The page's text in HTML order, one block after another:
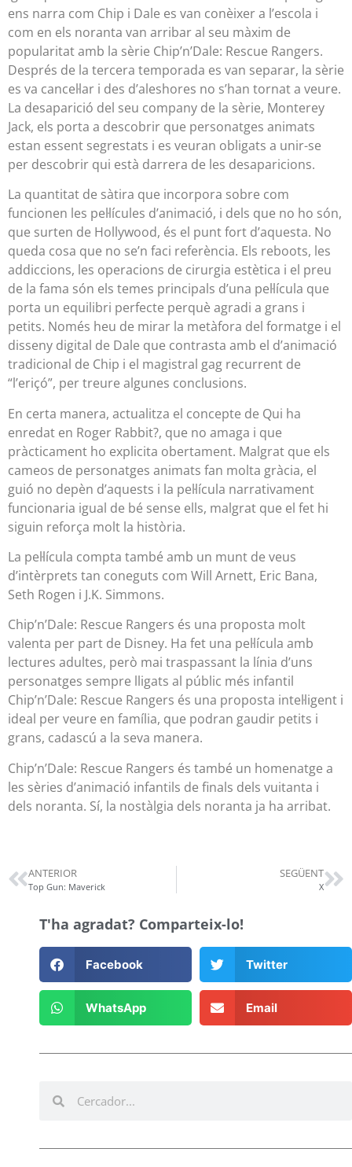
ens narra com Chip i Dale es van conèixer a l’escola i
com en els noranta van arribar al seu màxim de
popularitat amb la sèrie Chip’n’Dale: Rescue Rangers.
Després de la tercera temporada es van separar, la sèrie
es va cancel·lar i des d’aleshores no s’han tornat a veure.
La desaparició del seu company de la sèrie, Monterey
Jack, els porta a descobrir que personatges animats
estan essent segrestats i es veuran obligats a unir-se
per descobrir qui està darrera de les desaparicions.
La quantitat de sàtira que incorpora sobre com
funcionen les pel·lícules d’animació, i dels que no ho són,
que surten de Hollywood, és el punt fort d’aquesta. No
queda cosa que no se’n faci referència. Els reboots, les
addiccions, les operacions de cirurgia estètica i el preu
de la fama són els temes principals d’una pel·lícula que
porta un equilibri perfecte perquè agradi a grans i
petits. Només heu de mirar la metàfora del formatge i el
disseny digital de Dale que contrasta amb el d’animació
tradicional de Chip i el magistral gag recurrent de
“l’eriçó”, per treure algunes conclusions.
En certa manera, actualitza el concepte de Qui ha
enredat en Roger Rabbit?, que no amaga i que
pràcticament ho explicita obertament. Malgrat que els
cameos de personatges animats fan molta gràcia, el
guió no depèn d’aquests i la pel·lícula narrativament
funcionaria igual de bé sense ells, malgrat que el fet hi
siguin reforça molt la història.
La pel·lícula compta també amb un munt de veus
d’intèrprets tan coneguts com Will Arnett, Eric Bana,
Seth Rogen i J.K. Simmons.
Chip’n’Dale: Rescue Rangers és una proposta molt
valenta per part de Disney. Ha fet una pel·lícula amb
lectures adultes, però mai traspassant la línia d’uns
personatges sempre lligats al públic més infantil
Chip’n’Dale: Rescue Rangers és una proposta intel·ligent i
ideal per veure en família, que podran gaudir petits i
grans, cadascú a la seva manera.
Chip’n’Dale: Rescue Rangers és també un homenatge a
les sèries d’animació infantils de finals dels vuitanta i
dels noranta. Sí, la nostàlgia dels noranta ja ha arribat.
ANTERIOR
Top Gun: Maverick
SEGÜENT
X
T'ha agradat? Comparteix-lo!
Facebook Twitter
WhatsApp Email